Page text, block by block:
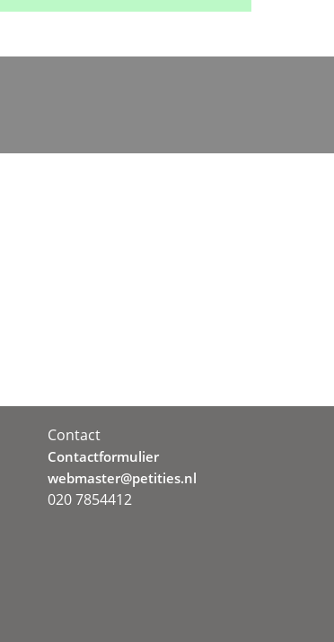
Contact
Contactformulier
webmaster@petities.nl
020 7854412